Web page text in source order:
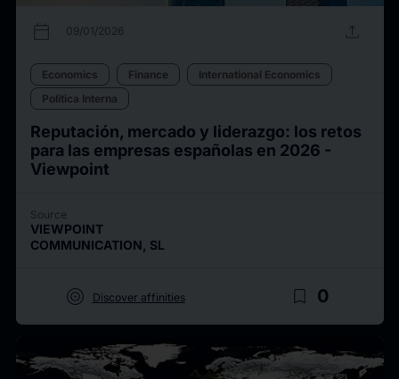
calendar_today 09/01/2026 upload
Economics Finance
International Economics
Politica Interna
Reputación, mercado y liderazgo: los retos
para las empresas españolas en 2026 -
Viewpoint
Source
VIEWPOINT
COMMUNICATION, SL
target Discover affinities bookmark_border 0